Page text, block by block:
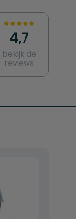
4,7
bekijk de
reviews